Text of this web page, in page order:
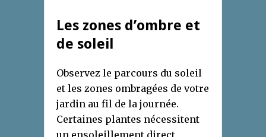
Les zones d’ombre et
de soleil
Observez le parcours du soleil
et les zones ombragées de votre
jardin au fil de la journée.
Certaines plantes nécessitent